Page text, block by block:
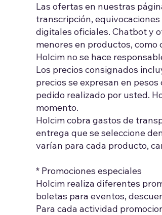
Las ofertas en nuestras
transcripción,
digitales oficiales. Chatbot y
menores en productos,
Holcim no se hace
Los precios consignados
precios se expresan en
pedido realizado por usted.
momento.
Holcim cobra gastos de
entrega que se seleccione
varían para cada producto,
* Promociones especiales
Holcim realiza diferentes
boletas para eventos,
Para cada actividad